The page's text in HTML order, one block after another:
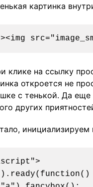
картинка
клике на ссылку
откроется не
с тенькой. Да
других
инициализируем